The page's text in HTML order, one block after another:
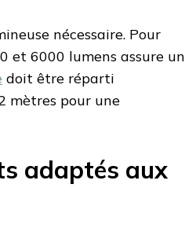
nécessaire. Pour
et 6000 lumens assure un
doit être réparti
mètres pour une
adaptés aux